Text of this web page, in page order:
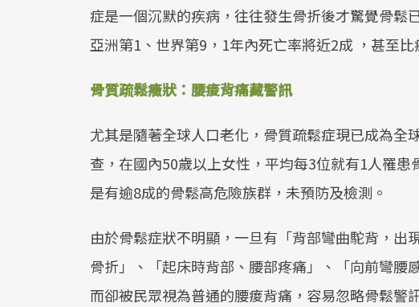
症是一個沉默的疾病，往往發生骨折後才驚覺骨鬆
亞洲第1、世界第9，1年內死亡率將近2成 ，甚至比
骨質疏鬆癥狀：腰痠背痛藏警訊
尤其是隨著全球人口老化，骨質疏鬆症現已成為全
查，在國內50歲以上女性，平均每3位就有1人罹
是有逾8成的骨鬆高危險族群，未預防及檢測。
由於骨鬆症狀不明顯，一旦有「背部彎曲駝背，出
骨折」、「起床時背部、腰部疼痛」、「向前彎腰
而卻被民眾視為普通的腰痠背痛，容易忽略骨鬆警